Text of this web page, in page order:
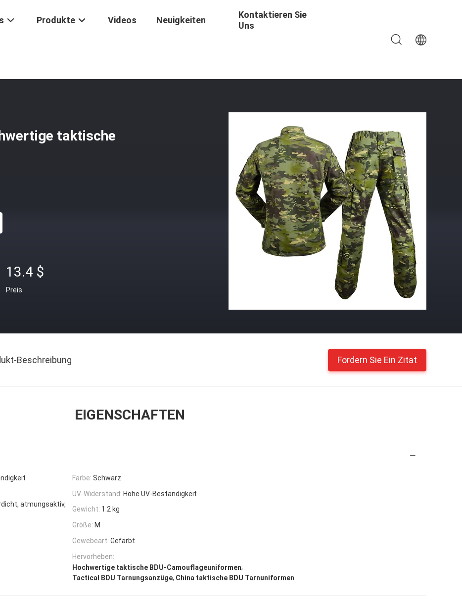
Produkte Videos Neuigkeiten
Kontaktieren Sie
Uns
taktische
13.4 $
Preis
Beschreibung Fordern Sie Ein Zitat
EIGENSCHAFTEN
Farbe: Schwarz
atmungsaktiv,
UV-Widerstand: Hohe UV-Beständigkeit
Gewicht: 1.2 kg
Größe: M
Gewebeart: Gefärbt
Hervorheben:
Hochwertige taktische BDU-Camouflageuniformen,
Tactical BDU Tarnungsanzüge, China taktische BDU Tarnuniformen